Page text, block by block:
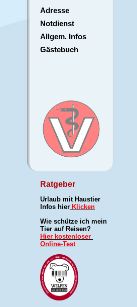
Adresse
Notdienst
Allgem. Infos
Gästebuch
Ratgeber
Urlaub mit Haustier
Infos hier Klicken
Wie schütze ich mein
Tier auf Reisen?
Hier kostenloser
Online-Test